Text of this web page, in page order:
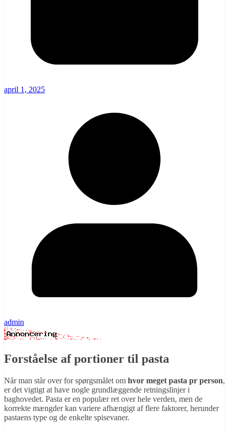
april 1, 2025
admin
Forståelse af portioner til pasta
Når man står over for spørgsmålet om hvor meget pasta pr person,
er det vigtigt at have nogle grundlæggende retningslinjer i
baghovedet. Pasta er en populær ret over hele verden, men de
korrekte mængder kan variere afhængigt af flere faktorer, herunder
pastaens type og de enkelte spisevaner.